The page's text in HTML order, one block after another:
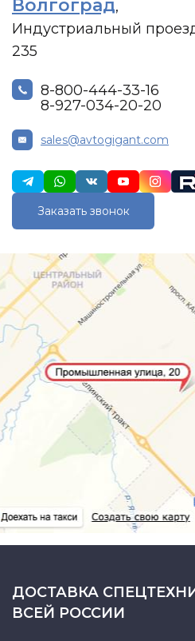
Волгоград,
Индустриальный
235
8-800-444-33-16
8-927-034-20-20
sales@avtogigant.com
Заказать звонок
ДОСТАВКА
ВСЕЙ РОССИИ